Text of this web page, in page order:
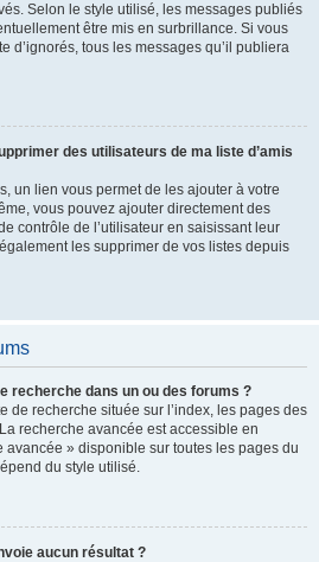
Selon le style utilisé, les messages publiés
être mis en surbrillance. Si vous
d’ignorés, tous les messages qu’il publiera
des utilisateurs de ma liste d’amis
un lien vous permet de les ajouter à votre
vous pouvez ajouter directement des
contrôle de l’utilisateur en saisissant leur
les supprimer de vos listes depuis
recherche dans un ou des forums ?
de recherche située sur l’index, les pages des
recherche avancée est accessible en
» disponible sur toutes les pages du
du style utilisé.
aucun résultat ?